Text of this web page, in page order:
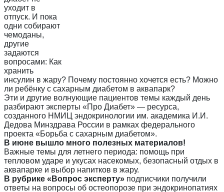
уходит в
отпуск. И пока
одни собирают
чемоданы,
другие
задаются
вопросами: Как
хранить
инсулин в жару? Почему постоянно хочется есть? Можно
ли ребёнку с сахарным диабетом в аквапарк?
Эти и другие волнующие пациентов темы каждый день
разбирают эксперты «Про Диабет» — ресурса,
созданного НМИЦ эндокринологии им. академика И.И.
Дедова Минздрава России в рамках федерального
проекта «Борьба с сахарным диабетом».
В июне вышло много полезных материалов!
Важные темы для летнего периода: помощь при
тепловом ударе и укусах насекомых, безопасный отдых в
аквапарке и выбор напитков в жару.
В рубрике «Вопрос эксперту» подписчики получили
ответы на вопросы об остеопорозе при эндокринопатиях